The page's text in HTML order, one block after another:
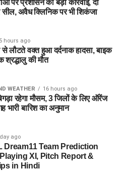
साइंटिफिक
81
(लिफ्ट ऑपरेटर,
ग्रेड-II, आदि)
356
के तहत बायोलॉजी, बैलिस्टिक्स,
फोटो, क्राइम सीन और फिजिक्स जैसे
शामिल किया गया है।
Criteria)
पर प्रशासन की बड़ी कार्रवाई, दो
अवैध क्लिनिक पर भी शिकंजा
hours ago
लौटते वक्त हुआ दर्दनाक हादसा, बाइक
की मौत
WEATHER 16 hours ago
रहेगा मौसम, 3 जिलों के लिए ऑरेंज
भारी बारिश का अनुमान
ago
Dream11 Team Prediction
XI, Pitch Report &
in Hindi